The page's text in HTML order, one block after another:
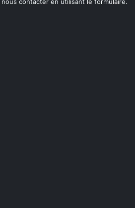
nous contacter en utilisant le formulaire.